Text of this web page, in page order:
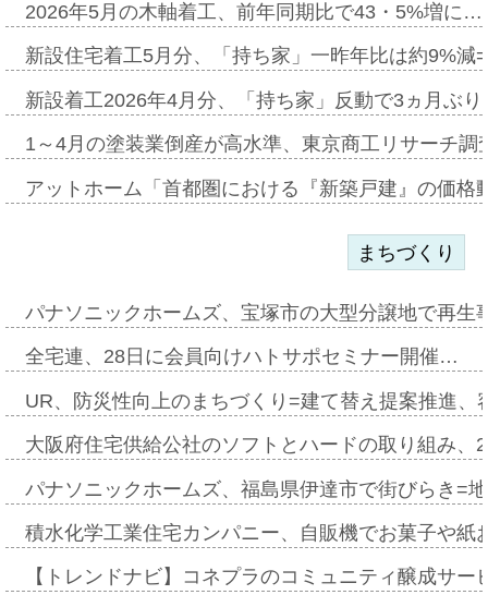
2026年5月の木軸着工、前年同期比で43・5%増に…
新設住宅着工5月分、「持ち家」一昨年比は約9%
新設着工2026年4月分、「持ち家」反動で3ヵ月ぶ
1～4月の塗装業倒産が高水準、東京商工リサーチ
アットホーム「首都圏における『新築戸建』の価
まちづくり
パナソニックホームズ、宝塚市の大型分譲地で再
全宅連、28日に会員向けハトサポセミナー開催…
UR、防災性向上のまちづくり=建て替え提案推進
大阪府住宅供給公社のソフトとハードの取り組み
パナソニックホームズ、福島県伊達市で街びらき=
積水化学工業住宅カンパニー、自販機でお菓子や
【トレンドナビ】コネプラのコミュニティ醸成サ